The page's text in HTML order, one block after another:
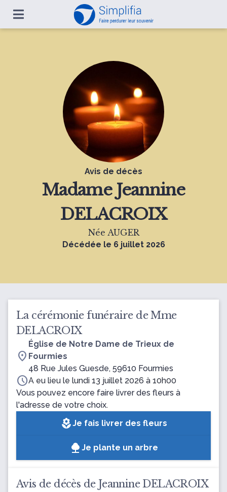
Avis de décès
Madame Jeannine
DELACROIX
Née AUGER
Décédée le 6 juillet 2026
La cérémonie funéraire de Mme
DELACROIX
location_on
Église de Notre Dame de Trieux de
Fourmies
48 Rue Jules Guesde, 59610 Fourmies
scheduleA eu lieu le lundi 13 juillet 2026 à 10h00
Vous pouvez encore faire livrer des fleurs à
l'adresse de votre choix.
local_floristJe fais livrer des fleurs
Je plante un arbre
Avis de décès de Jeannine DELACROIX